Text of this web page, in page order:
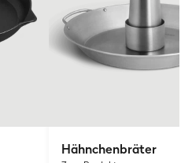
Hähnchenbräter